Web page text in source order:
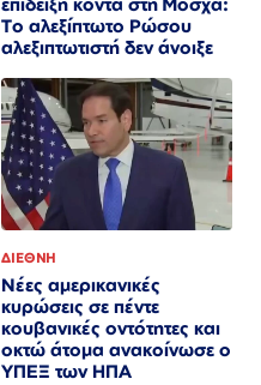
Το αλεξίπτωτο Ρώσου
αλεξιπτωτιστή δεν άνοιξε
ΔΙΕΘΝΗ
Νέες αμερικανικές
κυρώσεις σε πέντε
κουβανικές οντότητες και
οκτώ άτομα ανακοίνωσε ο
ΥΠΕΞ των ΗΠΑ